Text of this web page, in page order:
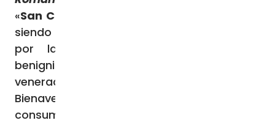
«San Casimiro
siendo príncipe, destacó por el celo en la fe,
por la castidad y la penitencia, la
benignidad hacia los pobres y la devota
veneración a la Eucaristía y a la
Bienaventurada Virgen María, y, aún joven,
consumido por la tuberculosis, descansó